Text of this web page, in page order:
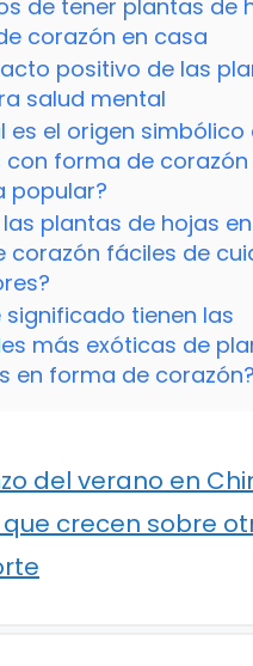
de tener plantas de
corazón en casa
positivo de las
salud mental
es el origen simbólico
con forma de corazón
popular?
las plantas de hojas en
corazón fáciles de
significado tienen las
más exóticas de
en forma de corazón?
del verano en
crecen sobre